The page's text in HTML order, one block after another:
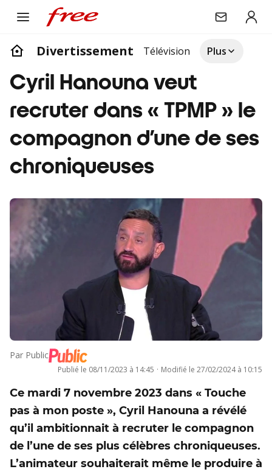
Divertissement Télévision Plus
Cyril Hanouna veut
recruter dans « TPMP » le
compagnon d’une de ses
chroniqueuses
Par Public
Publié le 08/11/2023 à 14:45 · Modifié le 27/02/2024 à 10:15
Ce mardi 7 novembre 2023 dans « Touche
pas à mon poste », Cyril Hanouna a révélé
qu’il ambitionnait à recruter le compagnon
de l’une de ses plus célèbres chroniqueuses.
L’animateur souhaiterait même le produire à